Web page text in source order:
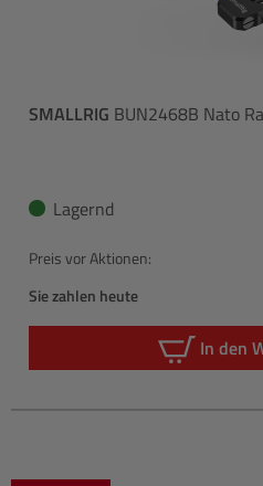
SMALLRIG BUN2468B Nato
Lagernd
Preis vor Aktionen:
Sie zahlen heute
In den